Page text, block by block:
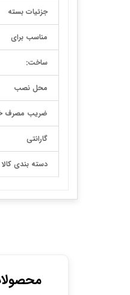
جزئیات بسته
مناسب برای
ساخت:
محل نصب
ضریب مصرف
گارانتی
دسته بندی کالا